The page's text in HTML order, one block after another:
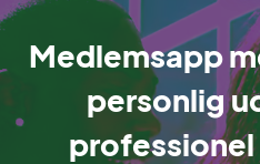
Medlemsapp
personlig